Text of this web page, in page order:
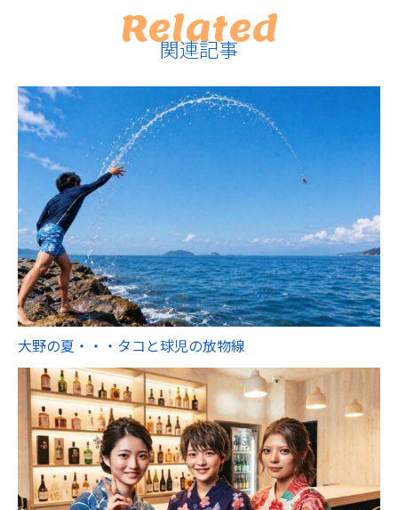
Related
関連記事
大野の夏・・・タコと球児の放物線